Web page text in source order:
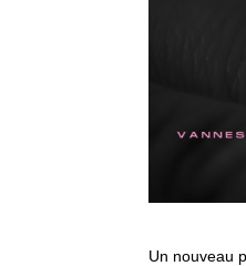
Un nouveau